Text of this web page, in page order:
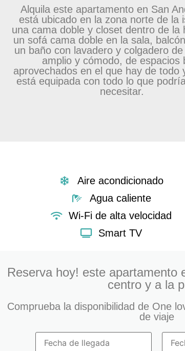
Alquila este apartamento en San
está ubicado en la zona norte de la
una cama doble y closet dentro de la
un sofá cama doble en la sala,
un baño con lavadero y colgadero
amplio y cómodo, de espacios
aprovechados en el que hay de todo
está equipada con todo lo que
necesitar.
Aire acondicionado
Agua caliente
Wi-Fi de alta velocidad
Smart TV
Reserva hoy! este apartamento
centro y a la
Comprueba la disponibilidad de One
de viaje